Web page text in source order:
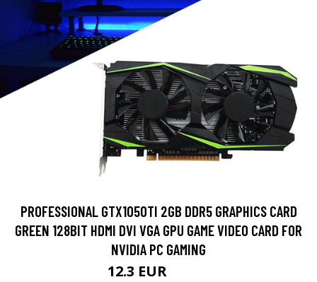
PROFESSIONAL GTX1050TI 2GB DDR5 GRAPHICS CARD
GREEN 128BIT HDMI DVI VGA GPU GAME VIDEO CARD FOR
NVIDIA PC GAMING
12.3 EUR